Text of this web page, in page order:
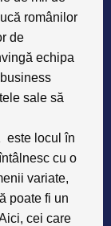
românilor
de
echipa
sale să
este locul în
cu o
variate,
poate fi un
cei care